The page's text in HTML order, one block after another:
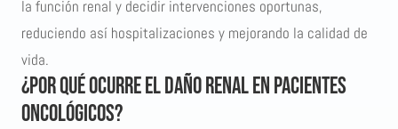
la función renal y decidir intervenciones oportunas,
reduciendo así hospitalizaciones y mejorando la calidad de
vida.
¿Por qué ocurre el daño renal en pacientes
oncológicos?